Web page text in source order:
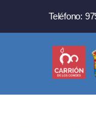
Teléfono: